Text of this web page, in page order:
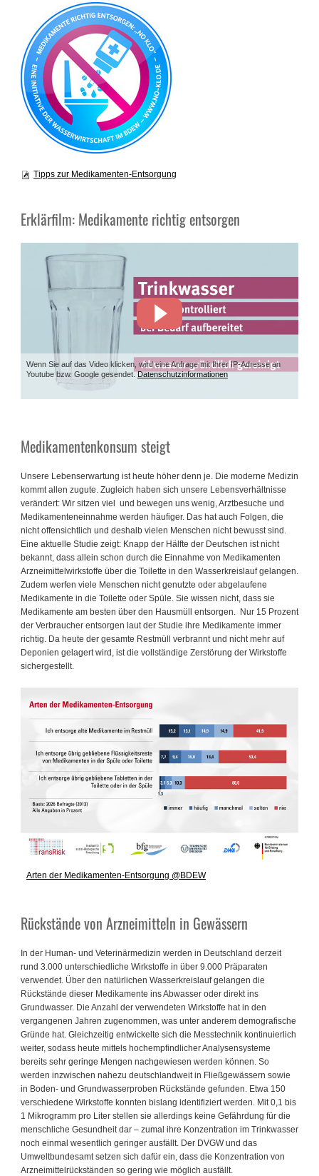
Tipps zur Medikamenten-Entsorgung
Erklärfilm: Medikamente richtig entsorgen
Wenn Sie auf das Video klicken, wird eine Anfrage mit Ihrer IP-Adresse an
Youtube bzw. Google gesendet.Datenschutzinformationen
Medikamentenkonsum steigt
Unsere Lebenserwartung ist heute höher denn je. Die moderne Medizin
kommt allen zugute. Zugleich haben sich unsere Lebensverhältnisse
verändert: Wir sitzen viel und bewegen uns wenig, Arztbesuche und
Medikamenteneinnahme werden häufiger. Das hat auch Folgen, die
nicht offensichtlich und deshalb vielen Menschen nicht bewusst sind.
Eine aktuelle Studie zeigt: Knapp der Hälfte der Deutschen ist nicht
bekannt, dass allein schon durch die Einnahme von Medikamenten
Arzneimittelwirkstoffe über die Toilette in den Wasserkreislauf gelangen.
Zudem werfen viele Menschen nicht genutzte oder abgelaufene
Medikamente in die Toilette oder Spüle. Sie wissen nicht, dass sie
Medikamente am besten über den Hausmüll entsorgen. Nur 15 Prozent
der Verbraucher entsorgen laut der Studie ihre Medikamente immer
richtig. Da heute der gesamte Restmüll verbrannt und nicht mehr auf
Deponien gelagert wird, ist die vollständige Zerstörung der Wirkstoffe
sichergestellt.
Arten der Medikamenten-Entsorgung @BDEW
Rückstände von Arzneimitteln in Gewässern
In der Human- und Veterinärmedizin werden in Deutschland derzeit
rund 3.000 unterschiedliche Wirkstoffe in über 9.000 Präparaten
verwendet. Über den natürlichen Wasserkreislauf gelangen die
Rückstände dieser Medikamente ins Abwasser oder direkt ins
Grundwasser. Die Anzahl der verwendeten Wirkstoffe hat in den
vergangenen Jahren zugenommen, was unter anderem demografische
Gründe hat. Gleichzeitig entwickelte sich die Messtechnik kontinuierlich
weiter, sodass heute mittels hochempfindlicher Analysensysteme
bereits sehr geringe Mengen nachgewiesen werden können. So
werden inzwischen nahezu deutschlandweit in Fließgewässern sowie
in Boden- und Grundwasserproben Rückstände gefunden. Etwa 150
verschiedene Wirkstoffe konnten bislang identifiziert werden. Mit 0,1 bis
1 Mikrogramm pro Liter stellen sie allerdings keine Gefährdung für die
menschliche Gesundheit dar – zumal ihre Konzentration im Trinkwasser
noch einmal wesentlich geringer ausfällt. Der DVGW und das
Umweltbundesamt setzen sich dafür ein, dass die Konzentration von
Arzneimittelrückständen so gering wie möglich ausfällt.